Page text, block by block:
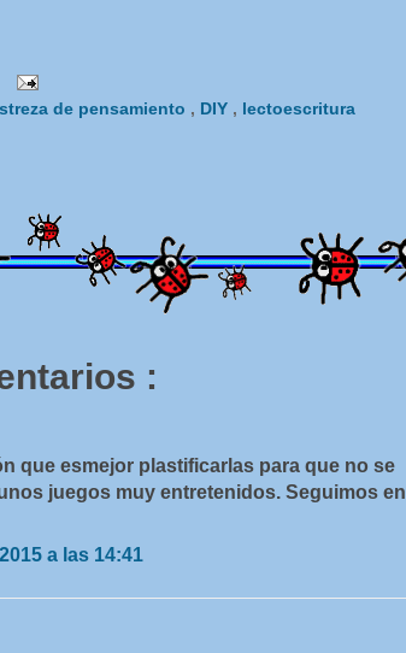
de pensamiento , DIY , lectoescritura
:
que esmejor plastificarlas para que no se
juegos muy entretenidos. Seguimos en
a las 14:41